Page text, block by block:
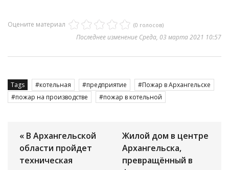
Оцените материал (0 голосов)
Последнее изменение Среда, 03 марта 2021 10:57
Tags котельная предприятие
Пожар в Архангельске
пожар на производстве
пожар в котельной
« В Архангельской
области пройдет
техническая
Жилой дом в центре
Архангельска,
превращённый в